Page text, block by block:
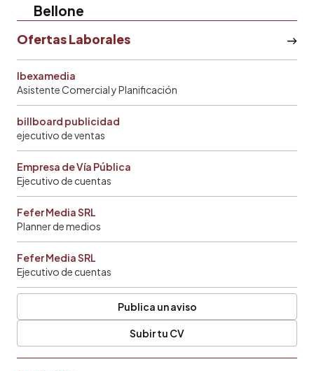
Bellone
Ofertas Laborales
Ibexamedia
Asistente Comercial y Planificación
billboard publicidad
ejecutivo de ventas
Empresa de Vía Pública
Ejecutivo de cuentas
Fefer Media SRL
Planner de medios
Fefer Media SRL
Ejecutivo de cuentas
Publica un aviso
Subir tu CV